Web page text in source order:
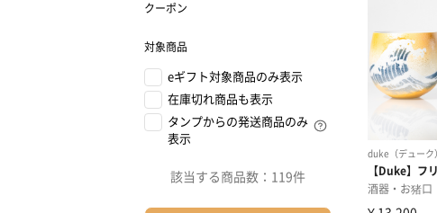
クーポン
対象商品
eギフト対象商品のみ表示
在庫切れ商品も表示
タンプからの発送商品のみ
表示
該当する商品数： 119件